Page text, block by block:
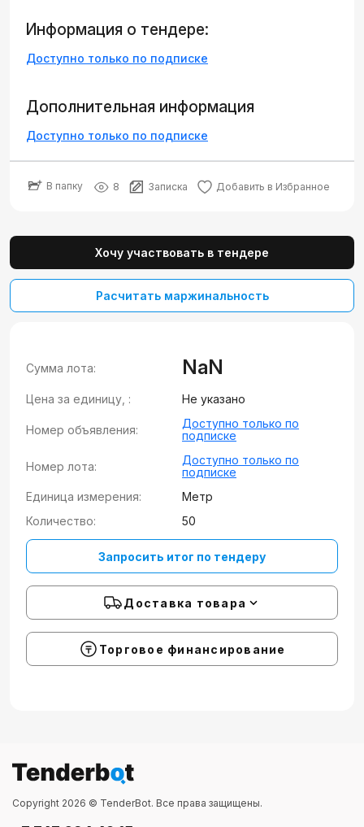
Информация о тендере:
Доступно только по подписке
Дополнительная информация
Доступно только по подписке
В папку 8 Записка Добавить в Избранное
Хочу участвовать в тендере
Расчитать маржинальность
Сумма лота: NaN
Цена за единицу, : Не указано
Номер объявления:
Доступно только по
подписке
Номер лота:
Доступно только по
подписке
Единица измерения:
Метр
Количество:
50
Запросить итог по тендеру
Доставка товара
Торговое финансирование
Copyright 2026 © TenderBot. Все права защищены.